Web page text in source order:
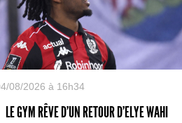
08/2026 à 16h34
LE GYM RÊVE D’UN RETOUR D’ELYE WAHI